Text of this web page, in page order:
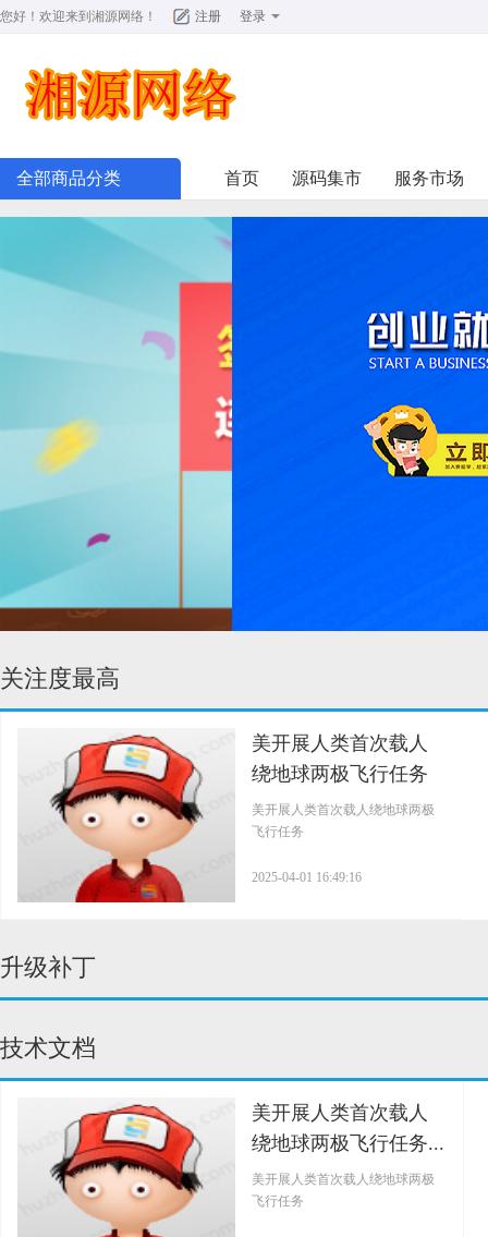
您好！欢迎来到 湘源网络 ！ 注册 登录
全部商品分类 首页 源码集市 服务市场
关注度最高
美开展人类首次载人
绕地球两极飞行任务
美开展人类首次载人绕地球两极
飞行任务
2025-04-01 16:49:16
升级补丁
技术文档
美开展人类首次载人
绕地球两极飞行任务...
美开展人类首次载人绕地球两极
飞行任务